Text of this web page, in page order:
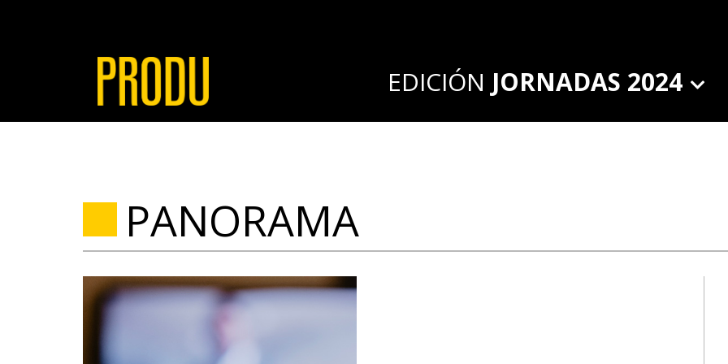
EDICIÓN JORNADAS 2024
PANORAMA